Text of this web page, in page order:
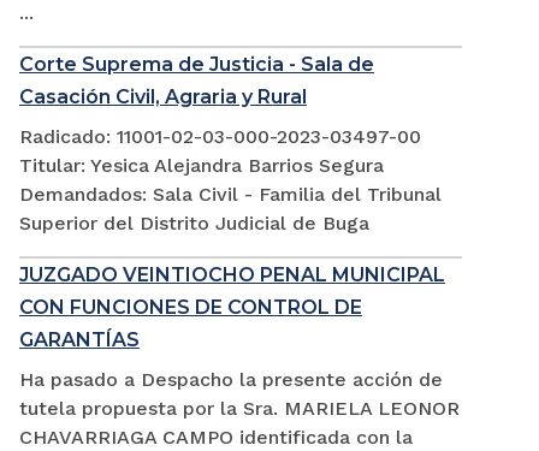
...
Corte Suprema de Justicia - Sala de
Casación Civil, Agraria y Rural
Radicado: 11001-02-03-000-2023-03497-00
Titular: Yesica Alejandra Barrios Segura
Demandados: Sala Civil - Familia del Tribunal
Superior del Distrito Judicial de Buga
JUZGADO VEINTIOCHO PENAL MUNICIPAL
CON FUNCIONES DE CONTROL DE
GARANTÍAS
Ha pasado a Despacho la presente acción de
tutela propuesta por la Sra. MARIELA LEONOR
CHAVARRIAGA CAMPO identificada con la